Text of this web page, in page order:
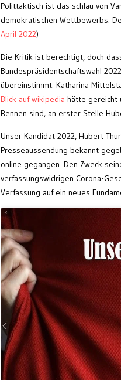
Polittaktisch ist das schlau von
demokratischen Wettbewerbs.
April 2022)
Die Kritik ist berechtigt, doch
Bundespräsidentschaftswahl
übereinstimmt. Katharina
Blick auf wikipedia hätte gereicht
Rennen sind, an erster Stelle
Unser Kandidat 2022, Hubert
Presseaussendung bekannt
online gegangen. Den Zweck
verfassungswidrigen Corona-
Verfassung auf ein neues